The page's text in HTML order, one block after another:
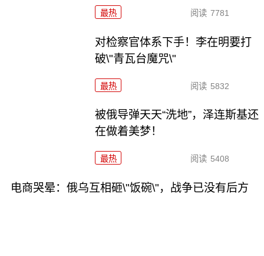
最热 阅读 7781
对检察官体系下手！李在明要打
破\"青瓦台魔咒\"
最热 阅读 5832
被俄导弹天天“洗地”，泽连斯基还
在做着美梦！
最热 阅读 5408
电商哭晕：俄乌互相砸\"饭碗\"，战争已没有后方